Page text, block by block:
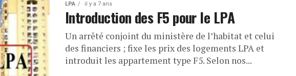
LPA il y a 7 ans
Introduction des F5 pour le LPA
Un arrêté conjoint du ministère de l’habitat et celui
des financiers ; fixe les prix des logements LPA et
introduit les appartement type F5. Selon nos...